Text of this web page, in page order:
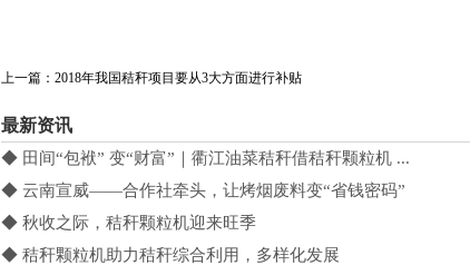
上一篇：2018年我国秸秆项目要从3大方面进行补贴
最新资讯
◆ 田间“包袱” 变“财富”｜衢江油菜秸秆借秸秆颗粒机 ...
◆ 云南宣威——合作社牵头，让烤烟废料变“省钱密码”
◆ 秋收之际，秸秆颗粒机迎来旺季
◆ 秸秆颗粒机助力秸秆综合利用，多样化发展